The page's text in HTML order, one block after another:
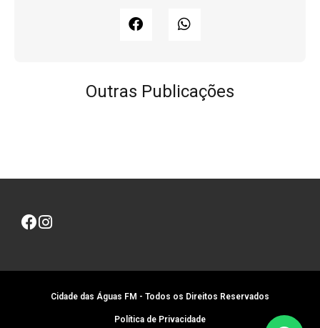
Outras Publicações
Cidade das Águas FM - Todos os Direitos Reservados
Política de Privacidade